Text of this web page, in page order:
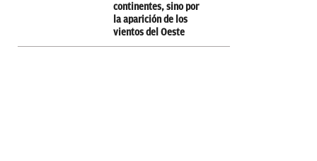
continentes, sino por
la aparición de los
vientos del Oeste